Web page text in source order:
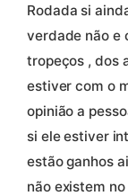
Rodada si
verdade não e
tropeços , dos
estiver com o
opinião a
si ele estiver
estão ganhos
não existem